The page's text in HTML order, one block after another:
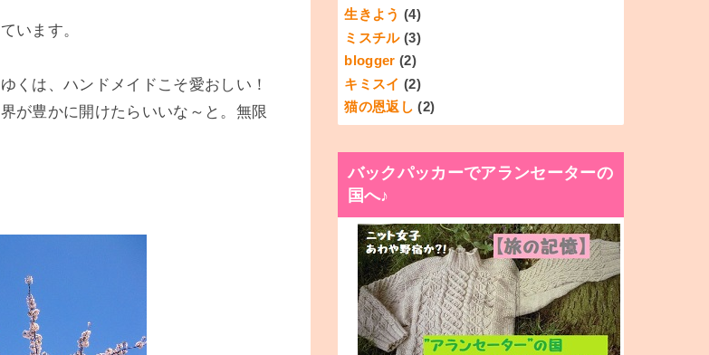
います。
くは、ハンドメイドこそ愛おしい！
が豊かに開けたらいいな～と。無限
生きよう (4)
ミスチル (3)
blogger (2)
キミスイ (2)
猫の恩返し (2)
バックパッカーでアランセーターの
国へ♪